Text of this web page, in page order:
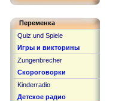
Переменка
Quiz und Spiele
Игры и викторины
Zungenbrecher
Скороговорки
Kinderradio
Детское радио